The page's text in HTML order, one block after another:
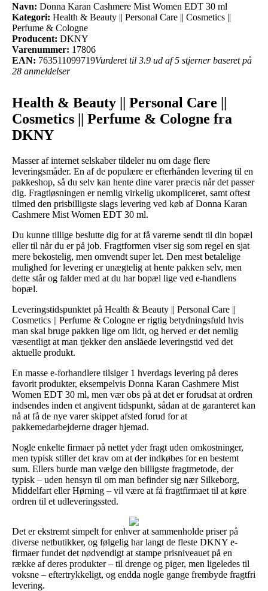
Navn: Donna Karan Cashmere Mist Women EDT 30 ml
Kategori: Health & Beauty || Personal Care || Cosmetics ||
Perfume & Cologne
Producent: DKNY
Varenummer: 17806
EAN: 763511099719Vurderet til 3.9 ud af 5 stjerner baseret på
28 anmeldelser
Health & Beauty || Personal Care ||
Cosmetics || Perfume & Cologne fra
DKNY
Masser af internet selskaber tildeler nu om dage flere
leveringsmåder. En af de populære er efterhånden levering til en
pakkeshop, så du selv kan hente dine varer præcis når det passer
dig. Fragtløsningen er nemlig virkelig ukompliceret, samt oftest
tilmed den prisbilligste slags levering ved køb af Donna Karan
Cashmere Mist Women EDT 30 ml.
Du kunne tillige beslutte dig for at få varerne sendt til din bopæl
eller til når du er på job. Fragtformen viser sig som regel en sjat
mere bekostelig, men omvendt super let. Den mest betalelige
mulighed for levering er unægtelig at hente pakken selv, men
dette står og falder med at du har bopæl lige ved e-handlens
bopæl.
Leveringstidspunktet på Health & Beauty || Personal Care ||
Cosmetics || Perfume & Cologne er rigtig betydningsfuld hvis
man skal bruge pakken lige om lidt, og herved er det nemlig
væsentligt at man tjekker den anslåede leveringstid ved det
aktuelle produkt.
En masse e-forhandlere tilsiger 1 hverdags levering på deres
favorit produkter, eksempelvis Donna Karan Cashmere Mist
Women EDT 30 ml, men vær obs på at det er forudsat at ordren
indsendes inden et angivent tidspunkt, sådan at de garanteret kan
nå at få de nye varer skippet afsted forud for at
pakkemedarbejderne drager hjemad.
Nogle enkelte firmaer på nettet yder fragt uden omkostninger,
men typisk stiller det krav om at der indkøbes for en bestemt
sum. Ellers burde man vælge den billigste fragtmetode, der
typisk – uden hensyn til om man befinder sig nær Silkeborg,
Middelfart eller Hørning – vil være at få fragtfirmaet til at køre
ordren til et udleveringssted.
Det er ekstremt simpelt for enhver at sammenholde priser på
diverse netbutikker, og følgelig har langt de fleste DKNY e-
firmaer fundet det nødvendigt at stampe prisniveauet på en
række af deres produkter – til drenge og piger, men ligeledes til
voksne – eftertrykkeligt, og endda nogle gange frembyde fragtfri
levering.